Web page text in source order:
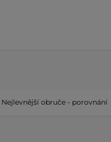
Nejlevnější obruče - porovnání